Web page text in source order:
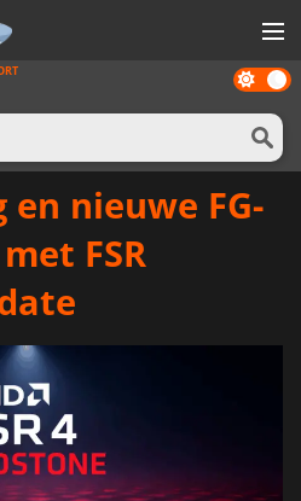
Dark
mode
nieuwe FG-
FSR